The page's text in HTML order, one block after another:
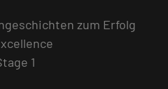
zum Erfolg
1